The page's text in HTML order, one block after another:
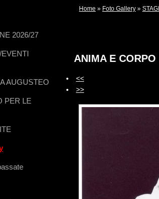
2026/27
AUGUSTEO
PER LE
Home » Foto Gallery »
ANIMA E CORPO
<<
>>